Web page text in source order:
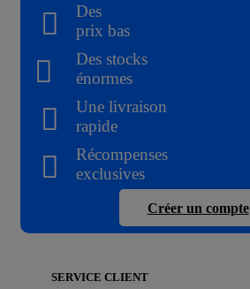
Des
prix bas
Des stocks
énormes
Une livraison
rapide
Récompenses
exclusives
Créer un compte
SERVICE CLIENT